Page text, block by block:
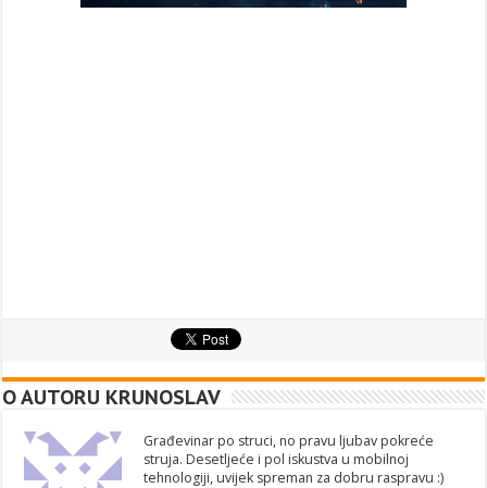
O AUTORU KRUNOSLAV
Građevinar po struci, no pravu ljubav pokreće
struja. Desetljeće i pol iskustva u mobilnoj
tehnologiji, uvijek spreman za dobru raspravu :)